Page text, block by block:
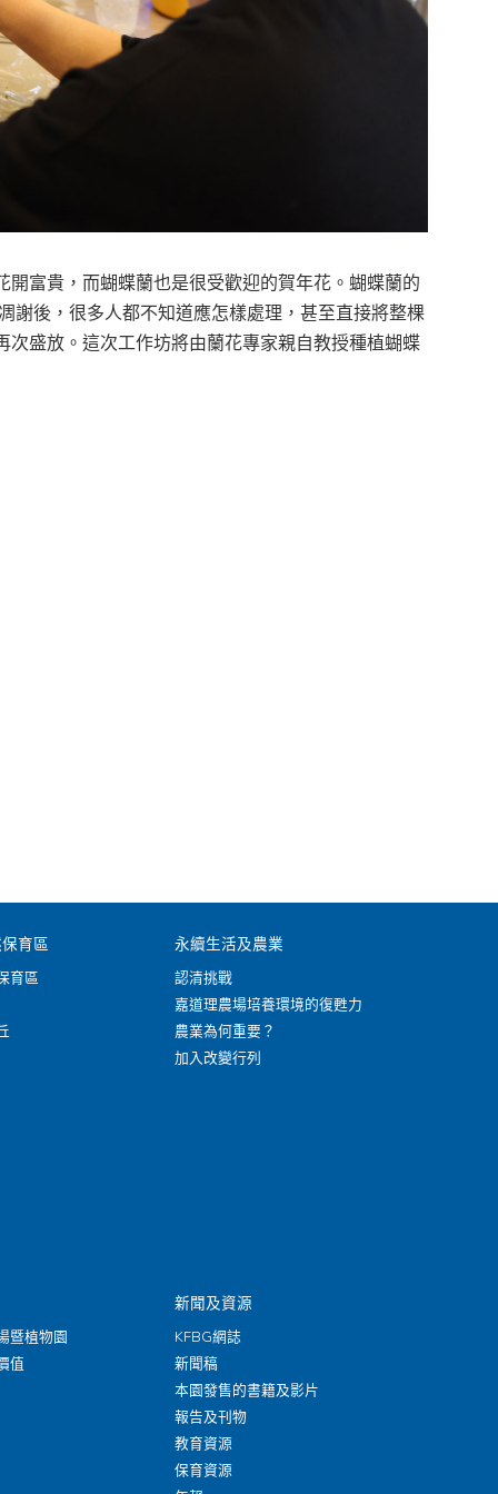
富貴，而蝴蝶蘭也是很受歡迎的賀年花。蝴蝶蘭的
謝後，很多人都不知道應怎樣處理，甚至直接將整棵
盛放。這次工作坊將由蘭花專家親自教授種植蝴蝶
育區
育區
永續生活及農業
認清挑戰
嘉道理農場培養環境的復甦力
農業為何重要？
加入改變行列
暨植物園
值
新聞及資源
KFBG網誌
新聞稿
本園發售的書籍及影片
報告及刊物
教育資源
保育資源